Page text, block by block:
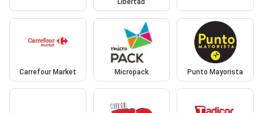
Libertad
Carrefour Market Micropack Punto Mayorista